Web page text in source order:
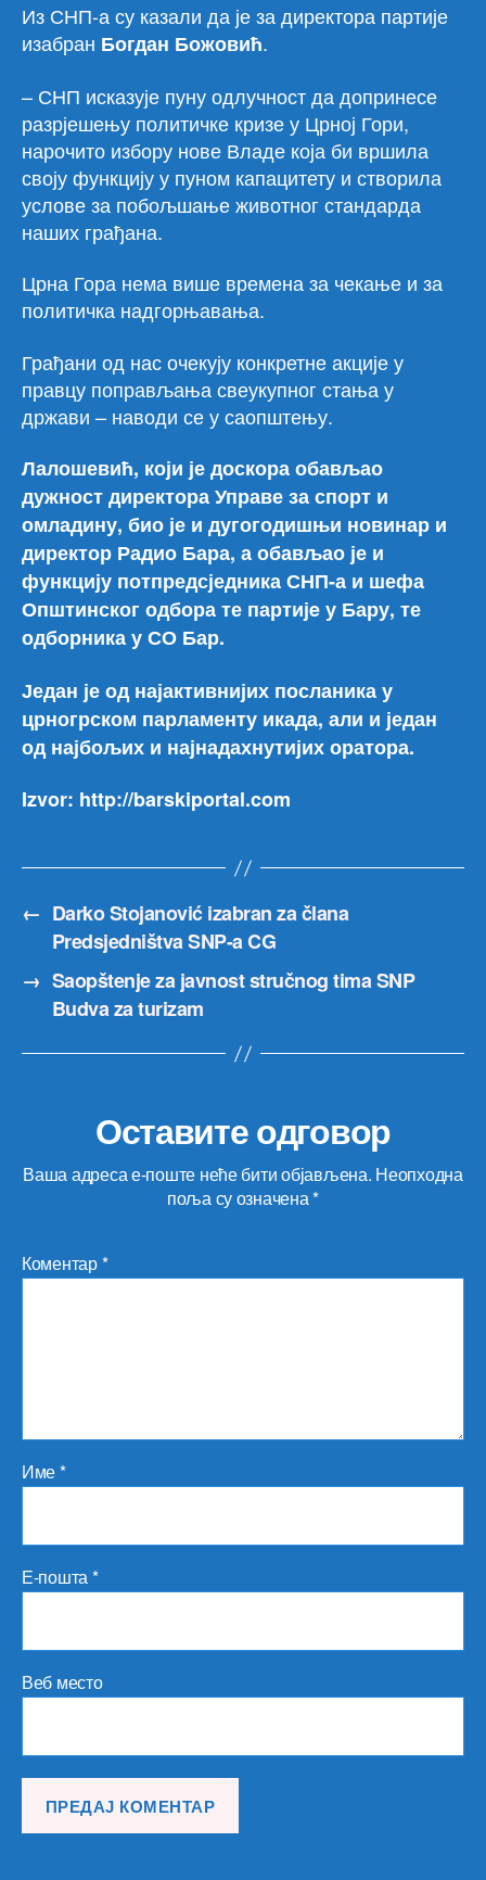
Из СНП-а су казали да је за директора партије
изабран Богдан Божовић.
– СНП исказује пуну одлучност да допринесе
разрјешењу политичке кризе у Црној Гори,
нарочито избору нове Владе која би вршила
своју функцију у пуном капацитету и створила
услове за побољшање животног стандарда
наших грађана.
Црна Гора нема више времена за чекање и за
политичка надгорњавања.
Грађани од нас очекују конкретне акције у
правцу поправљања свеукупног стања у
држави – наводи се у саопштењу.
Лалошевић, који је доскора обављао
дужност директора Управе за спорт и
омладину, био је и дугогодишњи новинар и
директор Радио Бара, а обављао је и
функцију потпредсједника СНП-а и шефа
Општинског одбора те партијe у Бару, те
одборника у СО Бар.
Један је од најактивнијих посланика у
црногрском парламенту икада, али и један
од најбољих и најнадахнутијих оратора.
Izvor: http://barskiportal.com
← Darko Stojanović izabran za člana
Predsjedništva SNP-a CG
→ Saopštenje za javnost stručnog tima SNP
Budva za turizam
Оставите одговор
Ваша адреса е-поште неће бити објављена. Неопходна
поља су означена*
Коментар*
Име*
Е-пошта*
Веб место